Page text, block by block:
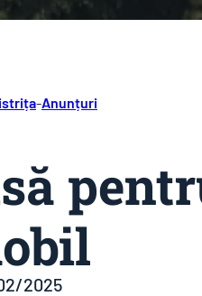
-Anunțuri
2025